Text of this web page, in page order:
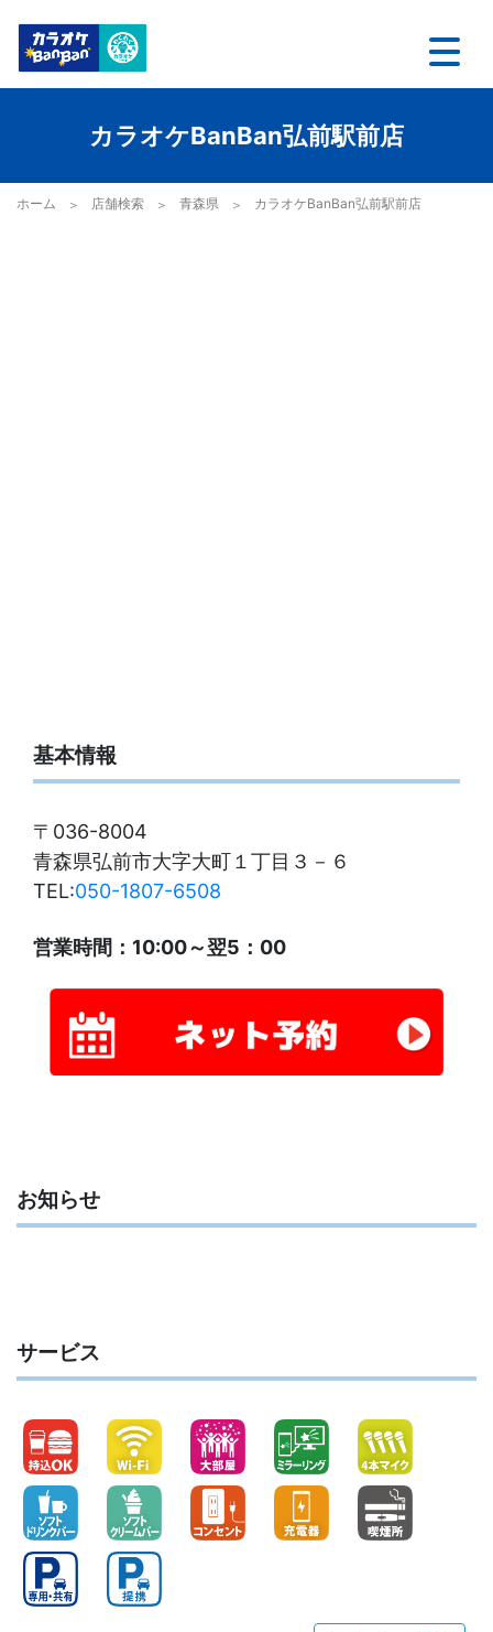
カラオケBanBan弘前駅前店
ホーム 店舗検索 青森県 カラオケBanBan弘前駅前店
基本情報
〒036-8004
青森県弘前市大字大町１丁目３－６
TEL:050-1807-6508
営業時間：10:00～翌5：00
お知らせ
サービス